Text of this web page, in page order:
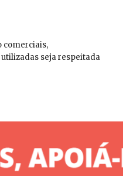
comerciais,
seja respeitada